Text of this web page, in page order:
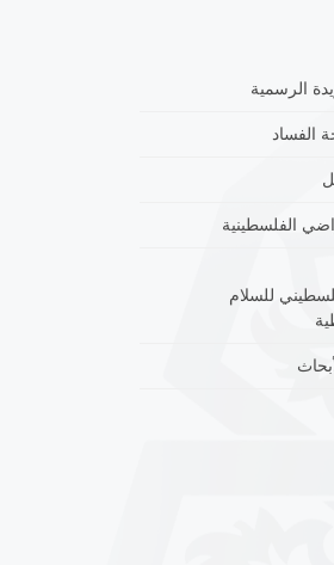
الرسمية
الفساد
الفلسطينية
للسلام